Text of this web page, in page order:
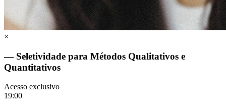
×
— Seletividade para Métodos Qualitativos e
Quantitativos
Acesso exclusivo
19:00